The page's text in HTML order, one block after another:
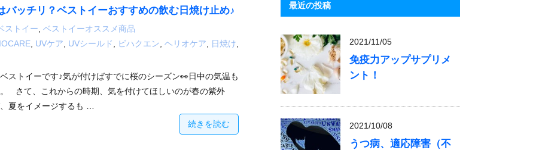
バッチリ？ベストイーおすすめの飲む日焼け止め♪
ストイー ベストイーオススメ商品
UVケア UVシールド ビハクエン ヘリオケア 日焼け
ストイーです♪気が付けばすでに桜のシーズン👀日中の気温も
。 さて、これからの時期、気を付けてほしいのが春の紫外
夏をイメージするも …
続きを読む
最近の投稿
2021/11/05
免疫力アップサプリメ
ント！
2021/10/08
うつ病、適応障害（不